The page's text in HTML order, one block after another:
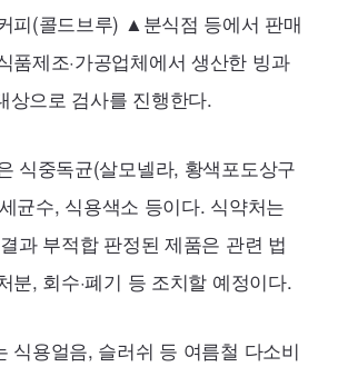
피(콜드브루) ▲분식점 등에서 판매
제조·가공업체에서 생산한 빙과
상으로 검사를 진행한다.
식중독균(살모넬라, 황색포도상구
균수, 식용색소 등이다. 식약처는
과 부적합 판정된 제품은 관련 법
분, 회수·폐기 등 조치할 예정이다.
식용얼음, 슬러쉬 등 여름철 다소비